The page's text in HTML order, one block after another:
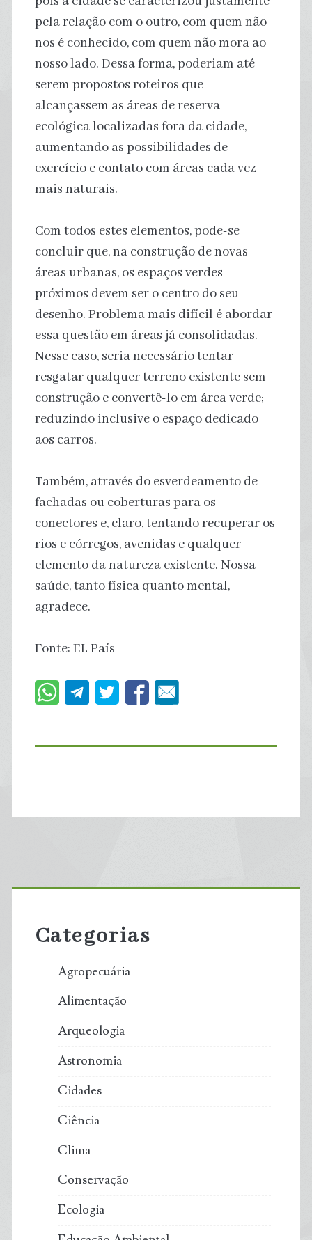
pela relação com o outro, com quem não
nos é conhecido, com quem não mora ao
nosso lado. Dessa forma, poderiam até
serem propostos roteiros que
alcançassem as áreas de reserva
ecológica localizadas fora da cidade,
aumentando as possibilidades de
exercício e contato com áreas cada vez
mais naturais.
Com todos estes elementos, pode-se
concluir que, na construção de novas
áreas urbanas, os espaços verdes
próximos devem ser o centro do seu
desenho. Problema mais difícil é abordar
essa questão em áreas já consolidadas.
Nesse caso, seria necessário tentar
resgatar qualquer terreno existente sem
construção e convertê-lo em área verde;
reduzindo inclusive o espaço dedicado
aos carros.
Também, através do esverdeamento de
fachadas ou coberturas para os
conectores e, claro, tentando recuperar os
rios e córregos, avenidas e qualquer
elemento da natureza existente. Nossa
saúde, tanto física quanto mental,
agradece.
Fonte: EL País
Primary
Sidebar
Categorias
Agropecuária
Alimentação
Arqueologia
Astronomia
Cidades
Ciência
Clima
Conservação
Ecologia